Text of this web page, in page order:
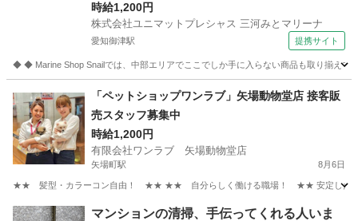
ユニマットプレシャス 三河みとマリーナ スポーツ
用品販売スタッフ
時給1,200円
株式会社ユニマットプレシャス 三河みとマリーナ
愛知御津駅 提携サイト
◆ ◆ Marine Shop Snailでは、中部エリアでここでしか手に入らない商品も取り揃えて
愛知御津駅 その他
「ペットショップワンラブ」矢場動物堂店 接客販
売スタッフ募集中
時給1,200円
有限会社ワンラブ 矢場動物堂店
矢場町駅 8月6日
★★ 髪型・カラーコン自由！ ★★ ★★ 自分らしく働ける職場！ ★★ 安定した会社で
愛知 名古屋市 矢場町駅 その他 動物
マンションの清掃、手伝ってくれる人いま